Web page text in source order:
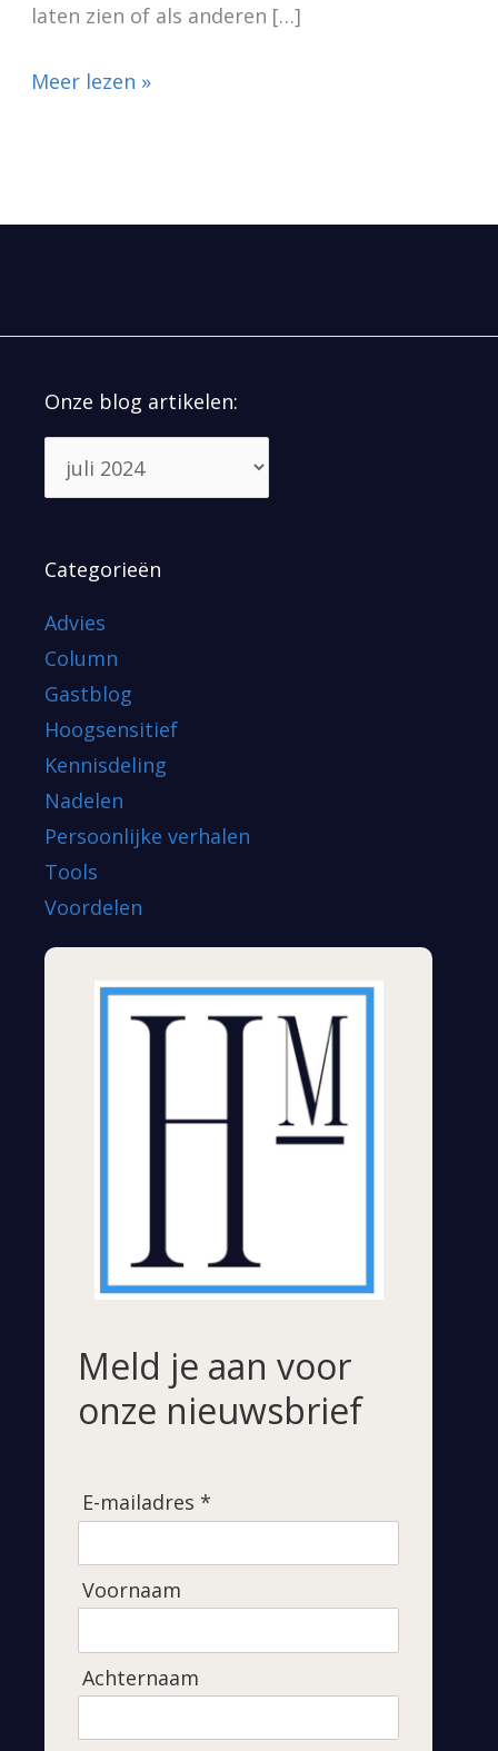
laten zien of als anderen […]
Meer lezen »
Onze blog artikelen:
Categorieën
Advies
Column
Gastblog
Hoogsensitief
Kennisdeling
Nadelen
Persoonlijke verhalen
Tools
Voordelen
Meld je aan voor
onze nieuwsbrief
E-mailadres *
Voornaam
Achternaam